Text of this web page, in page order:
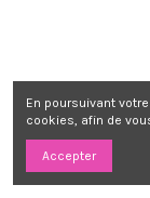
En poursuivant
cookies, afin de
Accepter